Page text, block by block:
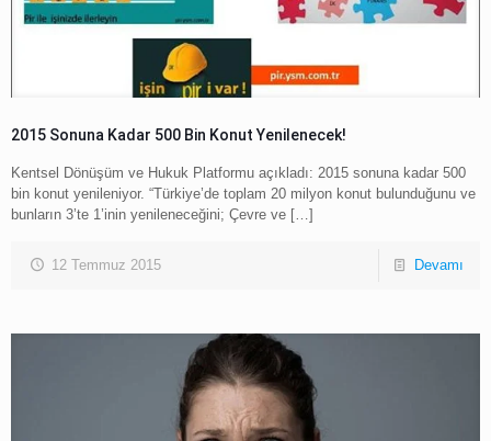
2015 Sonuna Kadar 500 Bin Konut Yenilenecek!
Kentsel Dönüşüm ve Hukuk Platformu açıkladı: 2015 sonuna kadar 500
bin konut yenileniyor. “Türkiye’de toplam 20 milyon konut bulunduğunu ve
bunların 3’te 1’inin yenileneceğini; Çevre ve […]
12 Temmuz 2015 Devamı